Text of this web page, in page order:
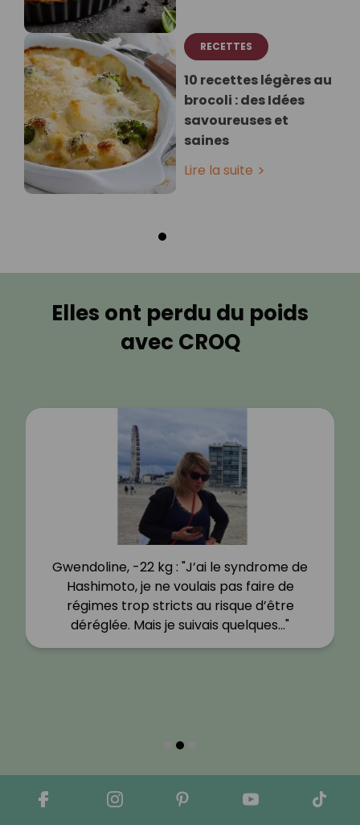
RECETTES
10 recettes légères au
brocoli : des Idées
savoureuses et
saines
Lire la suite
Elles ont perdu du poids
avec CROQ
Gwendoline, -22 kg : "J’ai le syndrome de
Hashimoto, je ne voulais pas faire de
régimes trop stricts au risque d’être
déréglée. Mais je suivais quelques…"